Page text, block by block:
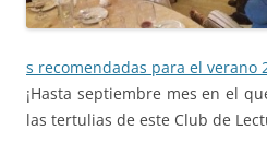
s recomendadas para el verano
¡Hasta septiembre mes en el
las tertulias de este Club de